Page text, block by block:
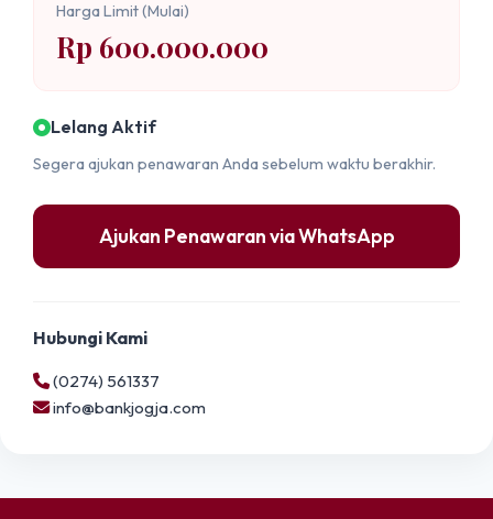
Harga Limit (Mulai)
Rp 600.000.000
Lelang Aktif
Segera ajukan penawaran Anda sebelum waktu berakhir.
Ajukan Penawaran via WhatsApp
Hubungi Kami
(0274) 561337
info@bankjogja.com